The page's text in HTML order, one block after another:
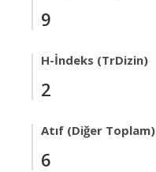
9
H-İndeks (TrDizin)
2
Atıf (Diğer Toplam)
6